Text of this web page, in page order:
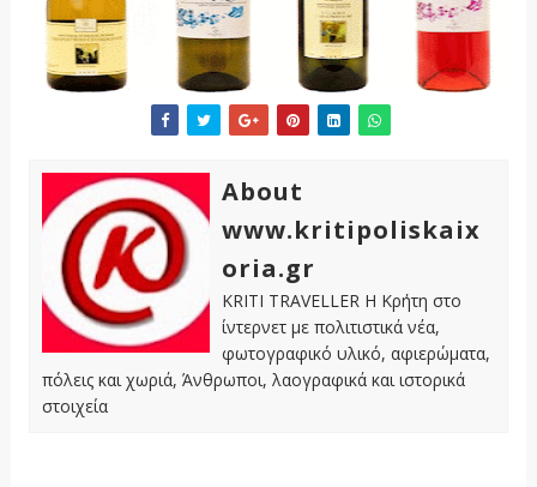
About
www.kritipoliskaix
oria.gr
KRITI TRAVELLER Η Κρήτη στο
ίντερνετ με πολιτιστικά νέα,
φωτογραφικό υλικό, αφιερώματα,
πόλεις και χωριά, Άνθρωποι, λαογραφικά και ιστορικά
στοιχεία